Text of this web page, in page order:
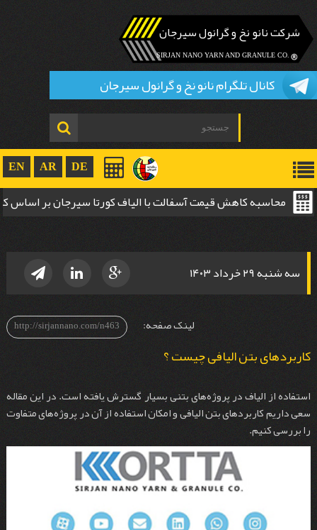
شرکت نانو نخ و گرانول سیرجان
.SIRJAN NANO YARN AND GRANULE CO
کانال تلگرام نانو نخ و گرانول سیرجان
EN AR DE
محاسبه کاهش قیمت آسفالت با الیاف کورتا سیرجان بر
سه شنبه ۲۹ خرداد ۱۴۰۳
لینک صفحه: http://sirjannano.com/n463
کاربردهای بتن الیافی چیست ؟
استفاده از الیاف در پروژه‌های بتنی بسیار گسترش یافته است. در این مقاله
سعی داریم کاربردهای بتن الیافی و امکان استفاده از آن در پروژه‌های متفاوت
را بررسی کنیم.